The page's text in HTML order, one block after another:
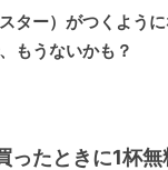
ター）がつくよう
もうないかも？
ったときに1杯無